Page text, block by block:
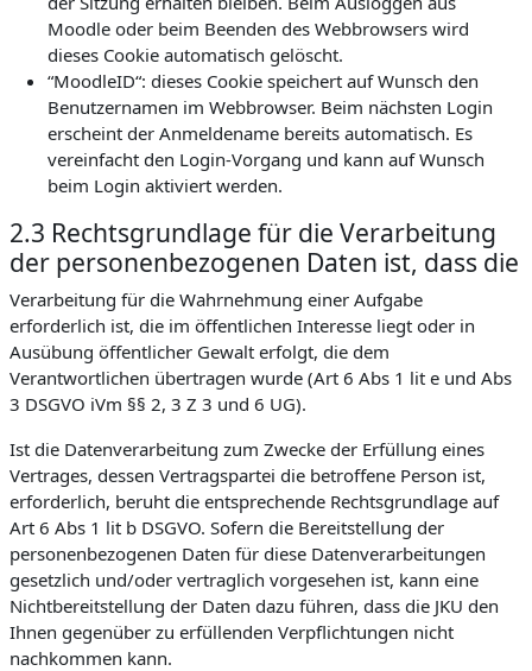
Moodle oder beim Beenden des Webbrowsers wird
dieses Cookie automatisch gelöscht.
“MoodleID“: dieses Cookie speichert auf Wunsch den
Benutzernamen im Webbrowser. Beim nächsten Login
erscheint der Anmeldename bereits automatisch. Es
vereinfacht den Login-Vorgang und kann auf Wunsch
beim Login aktiviert werden.
2.3 Rechtsgrundlage für die Verarbeitung
der personenbezogenen Daten ist, dass die
Verarbeitung für die Wahrnehmung einer Aufgabe
erforderlich ist, die im öffentlichen Interesse liegt oder in
Ausübung öffentlicher Gewalt erfolgt, die dem
Verantwortlichen übertragen wurde (Art 6 Abs 1 lit e und Abs
3 DSGVO iVm §§ 2, 3 Z 3 und 6 UG).
Ist die Datenverarbeitung zum Zwecke der Erfüllung eines
Vertrages, dessen Vertragspartei die betroffene Person ist,
erforderlich, beruht die entsprechende Rechtsgrundlage auf
Art 6 Abs 1 lit b DSGVO. Sofern die Bereitstellung der
personenbezogenen Daten für diese Datenverarbeitungen
gesetzlich und/oder vertraglich vorgesehen ist, kann eine
Nichtbereitstellung der Daten dazu führen, dass die JKU den
Ihnen gegenüber zu erfüllenden Verpflichtungen nicht
nachkommen kann.